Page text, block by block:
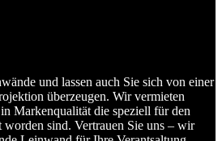
und lassen auch Sie sich von einer
überzeugen. Wir vermieten
Markenqualität die speziell für den
sind. Vertrauen Sie uns – wir